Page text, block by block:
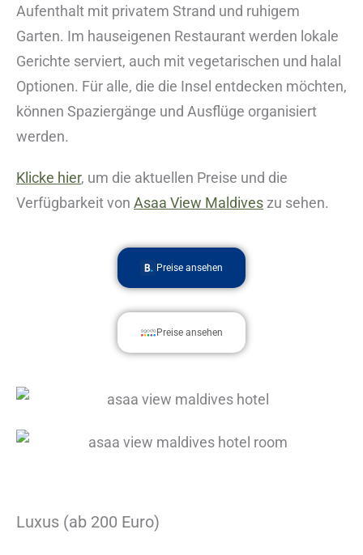
Aufenthalt mit privatem Strand und ruhigem
Garten. Im hauseigenen Restaurant werden lokale
Gerichte serviert, auch mit vegetarischen und halal
Optionen. Für alle, die die Insel entdecken möchten,
können Spaziergänge und Ausflüge organisiert
werden.
Klicke hier, um die aktuellen Preise und die
Verfügbarkeit von Asaa View Maldiveszu sehen.
Preise ansehen
Preise ansehen
Luxus (ab 200 Euro)